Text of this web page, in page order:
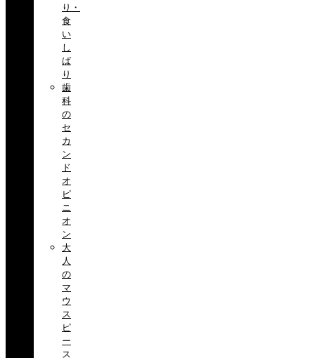
り・
食
い
し
ば
り
歯
科
の
セ
カ
ン
ド
オ
ピ
ニ
オ
ン
大
人
の
マ
ウ
ス
ピ
ー
ス